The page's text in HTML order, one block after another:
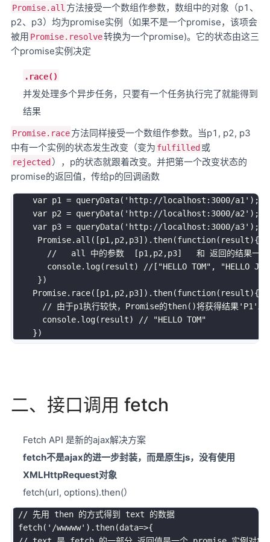
Promise.all 方法接受一个数组作参数，数组中的对象（p1、
p2、p3）均为promise实例（如果不是一个promise，该项会
被用 Promise.resolve转换为一个promise)。它的状态由这三
个promise实例决定
.race()
并发处理多个异步任务，只要有一个任务执行完了就能得到
结果
Promise.race方法同样接受一个数组作参数。当p1, p2, p3
中有一个实例的状态发生改变（变为 fulfilled 或
rejected ），p的状态就跟着改变。并把第一个改变状态的
promise的返回值，传给p的回调函数
var p1 = queryData( 'http://localhost:3000/a1' ) ;
var p2 = queryData( 'http://localhost:3000/a2' ) ;
var p3 = queryData( 'http://localhost:3000/a3' ) ;
     Promise
. all ( [p1,p2,p3] ) . then(function( result){
//   all 中的参数  [p1,p2,p3]   和 返回的结果一 一
       console
. log( result)
//["HELLO TOM", "HELLO
})
    Promise
. race( [p1,p2,p3] ) . then(function( result){
// 由于p1执行较快，Promise的then()将获得结果'P1'。
      console
. log( result)
// "HELLO TOM"
})
二、接口调用 fetch
Fetch API 是新的ajax解决方案
fetch不是ajax的进一步封装，而是原生js，没有使用
XMLHttpRequest对象
fetch(url, options).then(）
// 先用 then 的方式得到 text 的数据
fetch( '/wwwww' ) . then(data=>{